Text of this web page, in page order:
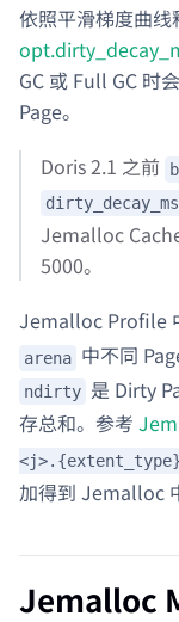
依照平滑梯度曲
GC 或 Full GC 时
Page。
Doris 2.1 之前
dirty_decay_ms
Jemalloc
5000。
Jemalloc Profile
arena 中不同
ndirty 是 Dirty
存总和。参考
加得到 Jemalloc
Jemalloc